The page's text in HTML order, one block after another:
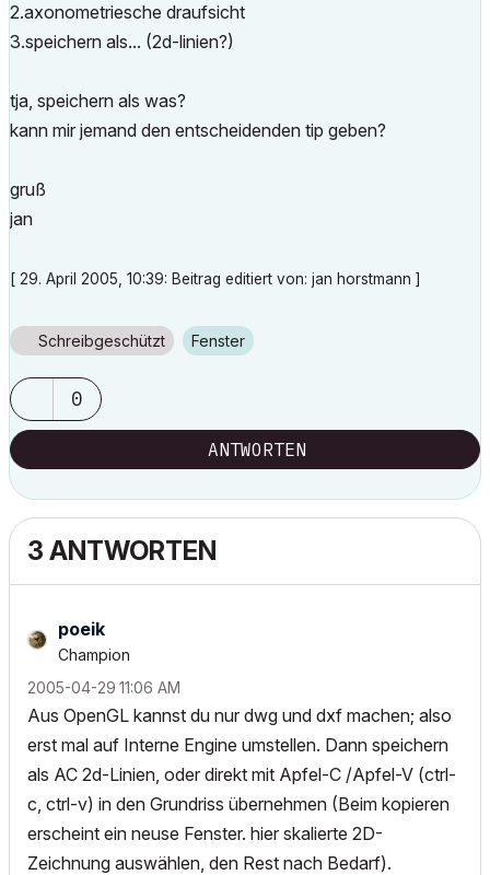
2.axonometriesche draufsicht
3.speichern als... (2d-linien?)
tja, speichern als was?
kann mir jemand den entscheidenden tip geben?
gruß
jan
[ 29. April 2005, 10:39: Beitrag editiert von: jan horstmann ]
Schreibgeschützt Fenster
0
ANTWORTEN
3 ANTWORTEN
poeik
Champion
‎2005-04-29 11:06 AM
Aus OpenGL kannst du nur dwg und dxf machen; also
erst mal auf Interne Engine umstellen. Dann speichern
als AC 2d-Linien, oder direkt mit Apfel-C /Apfel-V (ctrl-
c, ctrl-v) in den Grundriss übernehmen (Beim kopieren
erscheint ein neuse Fenster. hier skalierte 2D-
Zeichnung auswählen, den Rest nach Bedarf).